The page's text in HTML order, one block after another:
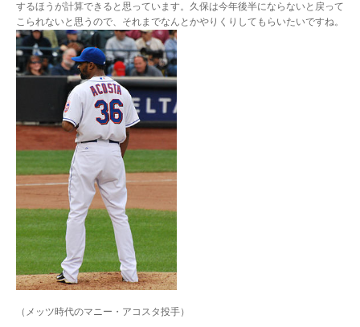
するほうが計算できると思っています。久保は今年後半にならないと戻って
こられないと思うので、それまでなんとかやりくりしてもらいたいですね。
（メッツ時代のマニー・アコスタ投手）